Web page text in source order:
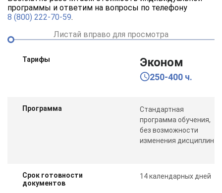
программы и ответим на вопросы по телефону
8 (800) 222-70-59.
Листай вправо для просмотра
Тарифы Эконом
250-400 ч.
Программа
Стандартная
программа обучения,
без возможности
изменения дисциплин
Срок готовности
документов
14 календарных дней